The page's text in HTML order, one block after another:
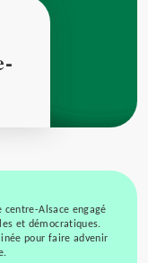
centre-Alsace engagé
et démocratiques.
pour faire advenir